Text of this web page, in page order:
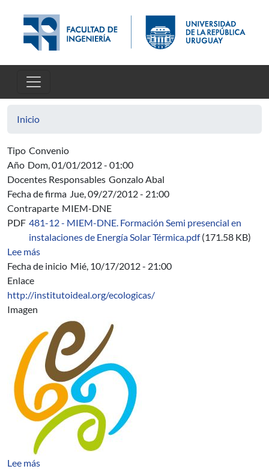
Inicio
Tipo Convenio
Año Dom, 01/01/2012 - 01:00
Docentes Responsables Gonzalo Abal
Fecha de firma Jue, 09/27/2012 - 21:00
Contraparte MIEM-DNE
PDF 481-12 - MIEM-DNE. Formación Semi presencial en
instalaciones de Energía Solar Térmica.pdf (171.58 KB)
Lee mássobre 481-12 - MIEM-DNE. Formación Semi presencial
Fecha de inicio Mié, 10/17/2012 - 21:00
Enlace
http://institutoideal.org/ecologicas/
Imagen
Lee mássobre Concurso Latinoamericano de Monografías